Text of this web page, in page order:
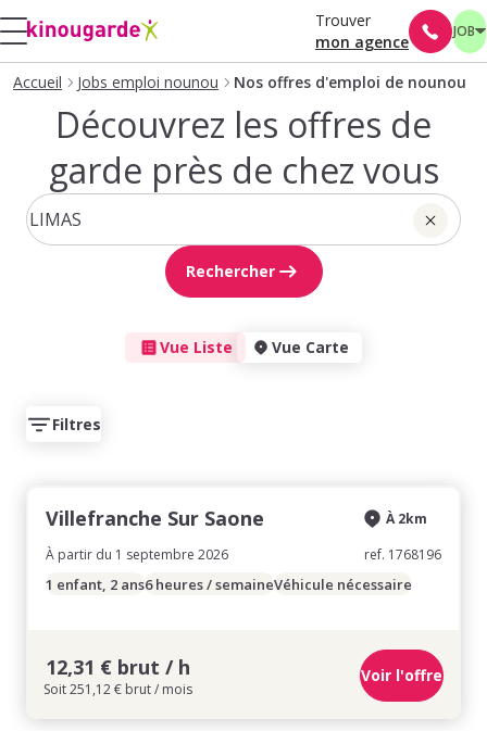
Trouver
mon agence
JOB
Accueil Jobs emploi nounou Nos offres d'emploi de nounou
Découvrez les offres de
garde près de chez vous
Rechercher
Vue Liste Vue Carte
Filtres
Villefranche Sur Saone
À partir du 1 septembre 2026
À 2km
ref. 1768196
1 enfant, 2 ans6 heures / semaineVéhicule nécessaire
12,31 € brut / h
Soit 251,12 € brut / mois
Voir l'offre